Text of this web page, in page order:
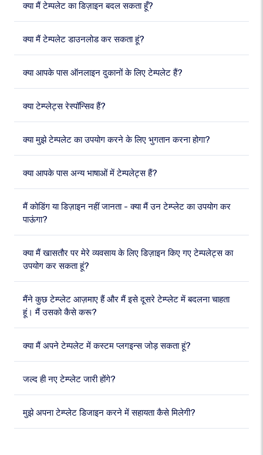
क्या मैं टेम्पलेट का डिज़ाइन बदल सकता हूँ?
क्या मैं टेम्पलेट डाउनलोड कर सकता हूं?
क्या आपके पास ऑनलाइन दुकानों के लिए टेम्पलेट हैं?
क्या टेम्प्लेट्स रेस्पॉन्सिव हैं?
क्या मुझे टेम्पलेट का उपयोग करने के लिए भुगतान करना होगा?
क्या आपके पास अन्य भाषाओं में टेम्पलेट्स हैं?
मैं कोडिंग या डिज़ाइन नहीं जानता - क्या मैं उन टेम्प्लेट का उपयोग कर
पाऊंगा?
क्या मैं खासतौर पर मेरे व्यवसाय के लिए डिज़ाइन किए गए टेम्पलेट्स का
उपयोग कर सकता हूं?
मैंने कुछ टेम्प्लेट आज़माए हैं और मैं इसे दूसरे टेम्प्लेट में बदलना चाहता
हूं। मैं उसको कैसे करू?
क्या मैं अपने टेम्पलेट में कस्टम प्लगइन्स जोड़ सकता हूं?
जल्द ही नए टेम्प्लेट जारी होंगे?
मुझे अपना टेम्प्लेट डिजाइन करने में सहायता कैसे मिलेगी?